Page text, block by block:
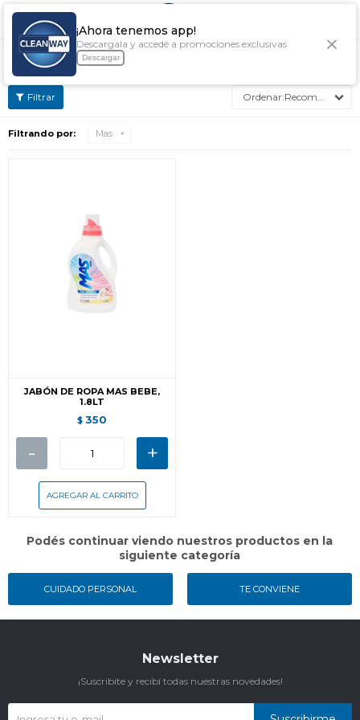
¡Ahora tenemos app!
Descargala y accedé a promociones exclusivas
Descargar

ACCESORIOS MAS
Recomendados
Filtrando por: Mas
JABÓN DE ROPA MAS BEBE,
1.8LT
$ 350
- +
CUIDADO PERSONAL
Podés continuar viendo nuestros productos en la
siguiente categoría
TE CONVIENE
Newsletter
¡Suscribite y recibí todas nuestras novedades!